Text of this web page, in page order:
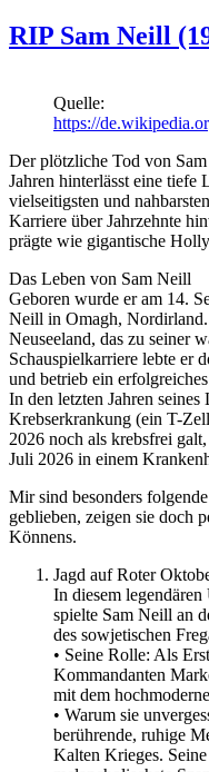
RIP Sam Neill
Quelle:
https://
Der plötzliche Tod von
Jahren hinterlässt eine
vielseitigsten und
Karriere über Jahrzehnte
prägte wie gigantische
Das Leben von Sam Neill
Geboren wurde er am 14.
Neill in Omagh,
Neuseeland, das zu seiner
Schauspielkarriere lebte er
und betrieb ein
In den letzten Jahren
Krebserkrankung (ein T-
2026 noch als krebsfrei
Juli 2026 in einem
Mir sind besonders
geblieben, zeigen sie doch
Könnens.
Jagd auf Roter
In diesem
spielte Sam Neill an
des sowjetischen
• Seine Rolle: Als
Kommandanten
mit dem
• Warum sie
berührende, ruhige
Kalten Krieges.